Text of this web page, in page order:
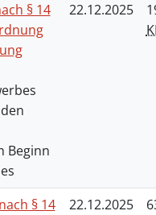
§ 14
Beginn
22.12.2025
§ 14
22.12.2025